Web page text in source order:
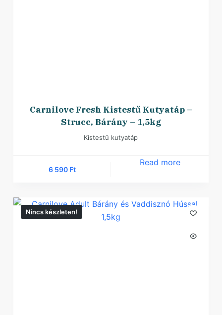
Carnilove Fresh Kistestű Kutyatáp –
Strucc, Bárány – 1,5kg
Kistestű kutyatáp
6 590 Ft
Read more
Nincs készleten!